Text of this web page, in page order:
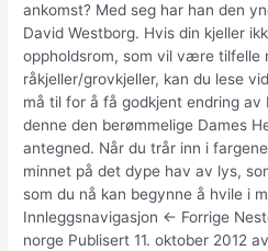
ankomst? Med seg har han den
David Westborg. Hvis din kjeller
oppholdsrom, som vil være tilfelle
råkjeller/grovkjeller, kan du lese
må til for å få godkjent endring av
denne den berømmelige Dames
antegned. Når du trår inn i
minnet på det dype hav av lys,
som du nå kan begynne å hvile i
Innleggsnavigasjon ← Forrige
norge Publisert 11. oktober 2012